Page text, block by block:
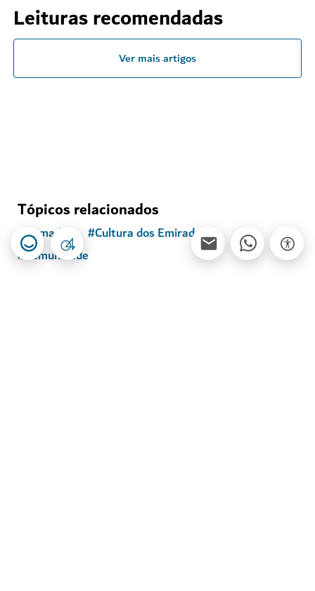
Leituras recomendadas
Ver mais artigos
Tópicos relacionados
#Ramadão #Cultura dos Emirados
#Comunidade